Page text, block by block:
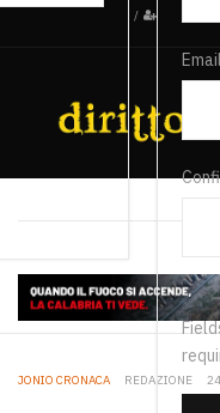
/
JONIO CRONACA REDAZIONE